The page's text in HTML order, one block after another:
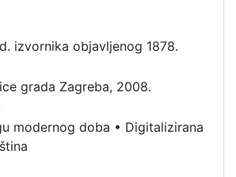
izvornika objavljenog 1878.
grada Zagreba, 2008.
modernog doba • Digitalizirana